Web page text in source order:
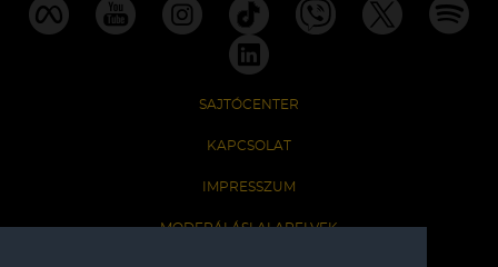
SAJTÓCENTER
KAPCSOLAT
IMPRESSZUM
MODERÁLÁSI ALAPELVEK